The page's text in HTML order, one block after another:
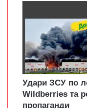
Удари ЗСУ по
Wildberries та
пропаганди